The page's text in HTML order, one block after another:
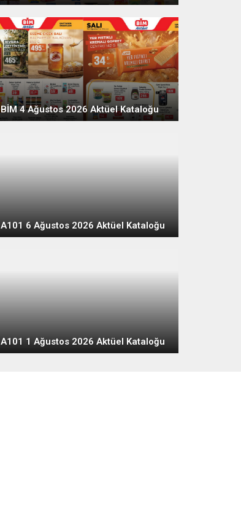
BİM 4 Ağustos 2026 Aktüel Kataloğu
A101 6 Ağustos 2026 Aktüel Kataloğu
A101 1 Ağustos 2026 Aktüel Kataloğu